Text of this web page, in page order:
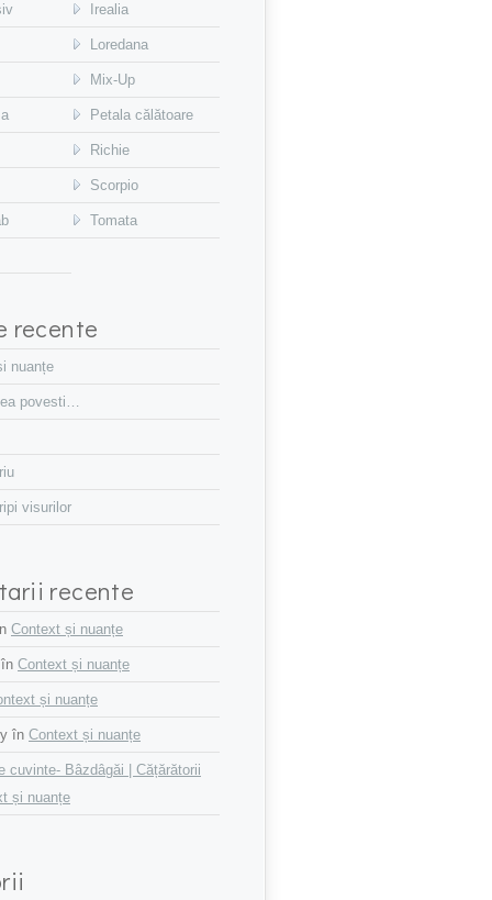
Irealia
Loredana
Mix-Up
Petala călătoare
Richie
Scorpio
Tomata
recente
nuanțe
povesti…
visurilor
recente
Context și nuanțe
Context și nuanțe
și nuanțe
în Context și nuanțe
cuvinte- Bâzdâgăi | Cățărătorii
și nuanțe